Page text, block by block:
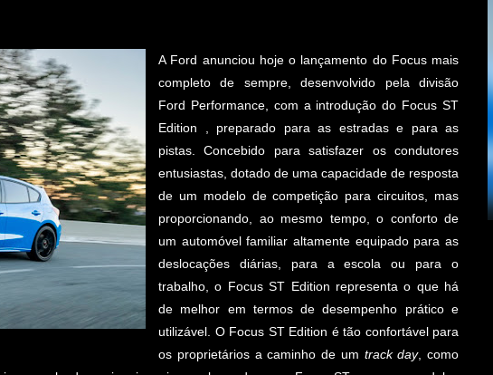
A Ford anunciou hoje o lançamento do Focus mais
completo de sempre, desenvolvido pela divisão
Ford Performance, com a introdução do Focus ST
Edition , preparado para as estradas e para as
pistas. Concebido para satisfazer os condutores
entusiastas, dotado de uma capacidade de resposta
de um modelo de competição para circuitos, mas
proporcionando, ao mesmo tempo, o conforto de
um automóvel familiar altamente equipado para as
deslocações diárias, para a escola ou para o
trabalho, o Focus ST Edition representa o que há
de melhor em termos de desempenho prático e
utilizável. O Focus ST Edition é tão confortável para
os proprietários a caminho de um track day, como